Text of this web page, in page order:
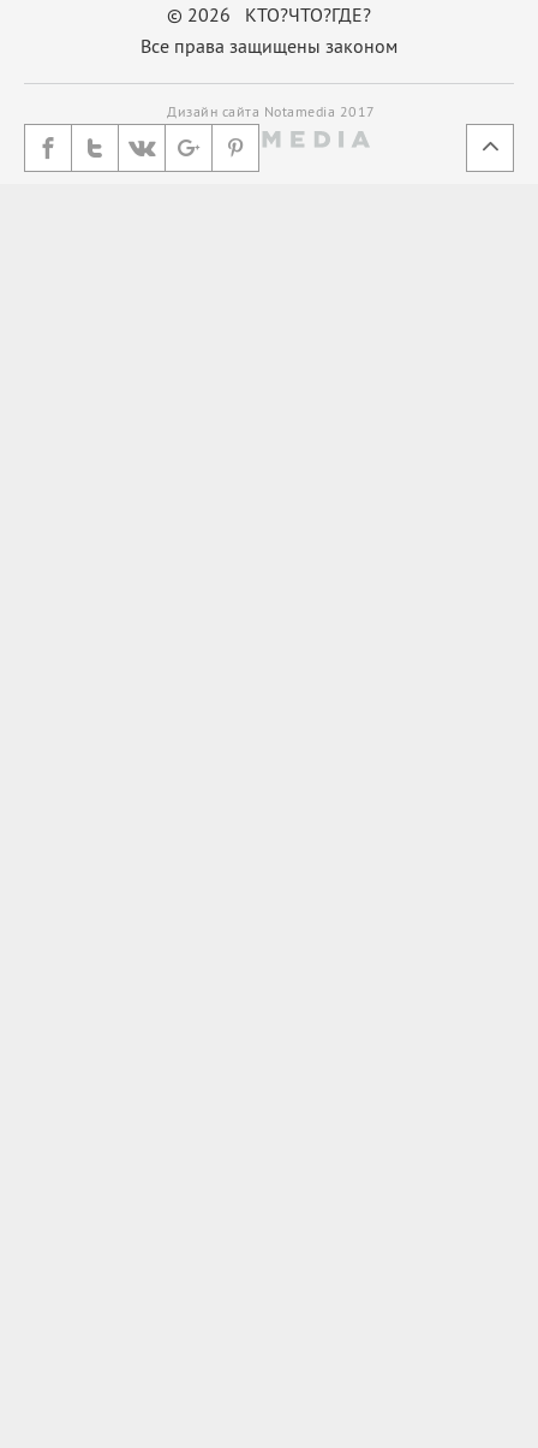
© 2026 КТО?ЧТО?ГДЕ?
Все права защищены законом
Дизайн сайта Notamedia 2017